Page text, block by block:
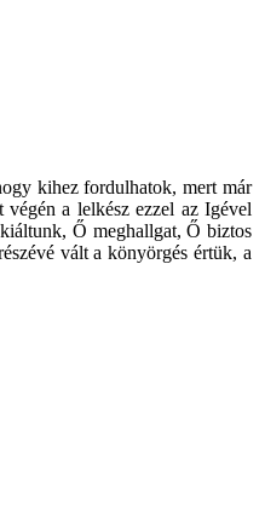
kihez fordulhatok, mert már
a lelkész ezzel az Igével
Ő meghallgat, Ő biztos
vált a könyörgés értük, a